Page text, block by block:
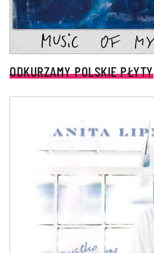
ODKURZAMY POLSKIE PŁYTY